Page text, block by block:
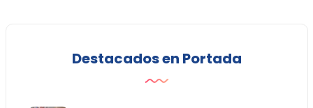
Destacados en Portada